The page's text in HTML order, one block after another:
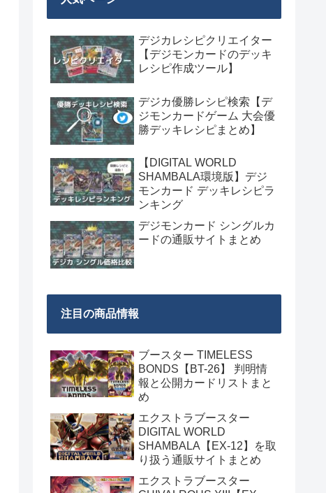
デジカレシピクリエイター
【デジモンカードのデッキ
レシピ作成ツール】
デジカ優勝レシピ検索【デ
ジモンカードゲーム 大会優
勝デッキレシピまとめ】
【DIGITAL WORLD
SHAMBALA環境版】デジ
モンカード デッキレシピラ
ンキング
デジモンカード シングルカ
ードの通販サイトまとめ
注目の商品情報
ブースター TIMELESS
BONDS【BT-26】 判明情
報と公開カードリストまと
め
エクストラブースター
DIGITAL WORLD
SHAMBALA【EX-12】を取
り扱う通販サイトまとめ
エクストラブースター